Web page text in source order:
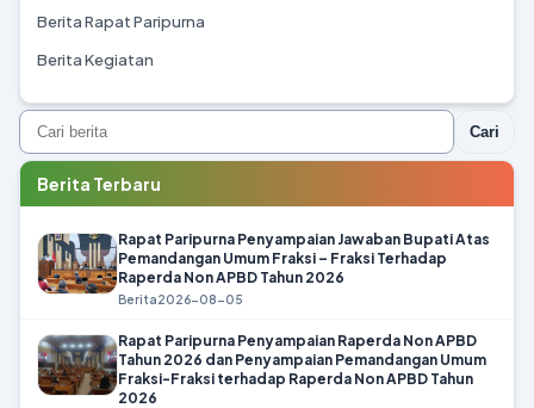
Berita Rapat Paripurna
Berita Kegiatan
Cari
Berita Terbaru
Rapat Paripurna Penyampaian Jawaban Bupati Atas
Pemandangan Umum Fraksi – Fraksi Terhadap
Raperda Non APBD Tahun 2026
Berita2026-08-05
Rapat Paripurna Penyampaian Raperda Non APBD
Tahun 2026 dan Penyampaian Pemandangan Umum
Fraksi-Fraksi terhadap Raperda Non APBD Tahun
2026